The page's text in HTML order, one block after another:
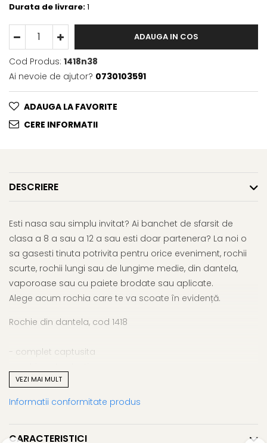
Durata de livrare:1
ADAUGA IN COS
Cod Produs: 1418n38
Ai nevoie de ajutor? 0730103591
ADAUGA LA FAVORITE
CERE INFORMATII
DESCRIERE
Esti nasa sau simplu invitat? Ai banchet de sfarsit de
clasa a 8 a sau a 12 a sau esti doar partenera? La noi o
sa gasesti tinuta potrivita pentru orice eveniment, rochii
scurte, rochii lungi sau de lungime medie, din dantela,
vaporoase sau cu paiete brodate sau aplicate.
Alege acum rochia care te va scoate în evidență.
Rochie din dantela, cod 1418
- complet captusita
- Captuseala - 100% Polyester. Mesh - 100% Polyester
- fermoar ascuns la centru spate
VEZI MAI MULT
Informatii conformitate produs
CARACTERISTICI